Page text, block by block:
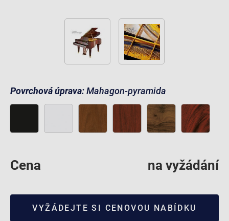
Povrchová úprava:Mahagon-pyramida
Cena na vyžádání
VYŽÁDEJTE SI CENOVOU NABÍDKU